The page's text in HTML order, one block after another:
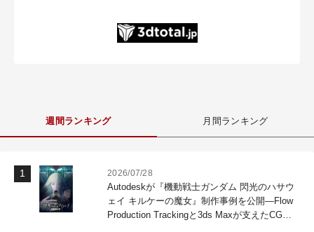
週間ランキング 月間ランキング
2026/07/28
Autodeskが『機動戦士ガンダム 閃光のハサウ
ェイ キルケーの魔女』制作事例を公開―Flow
Production Trackingと3ds Maxが支えたCG制